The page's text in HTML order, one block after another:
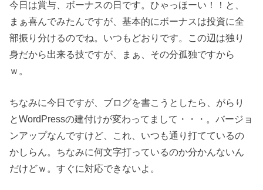
今日は賞与、ボーナスの日です。ひゃっほーい！！と、
まぁ喜んでみたんですが、基本的にボーナスは投資に全
部振り分けるのでね。いつもどおりです。この辺は独り
身だから出来る技ですが、まぁ、その分孤独ですから
ｗ。
ちなみに今日ですが、ブログを書こうとしたら、がらり
とWordPressの建付けが変わってまして・・・。バージョ
ンアップなんですけど、これ、いつも通り打てているの
かしらん。ちなみに何文字打っているのか分かんないん
だけどｗ。すぐに対応できないよ。